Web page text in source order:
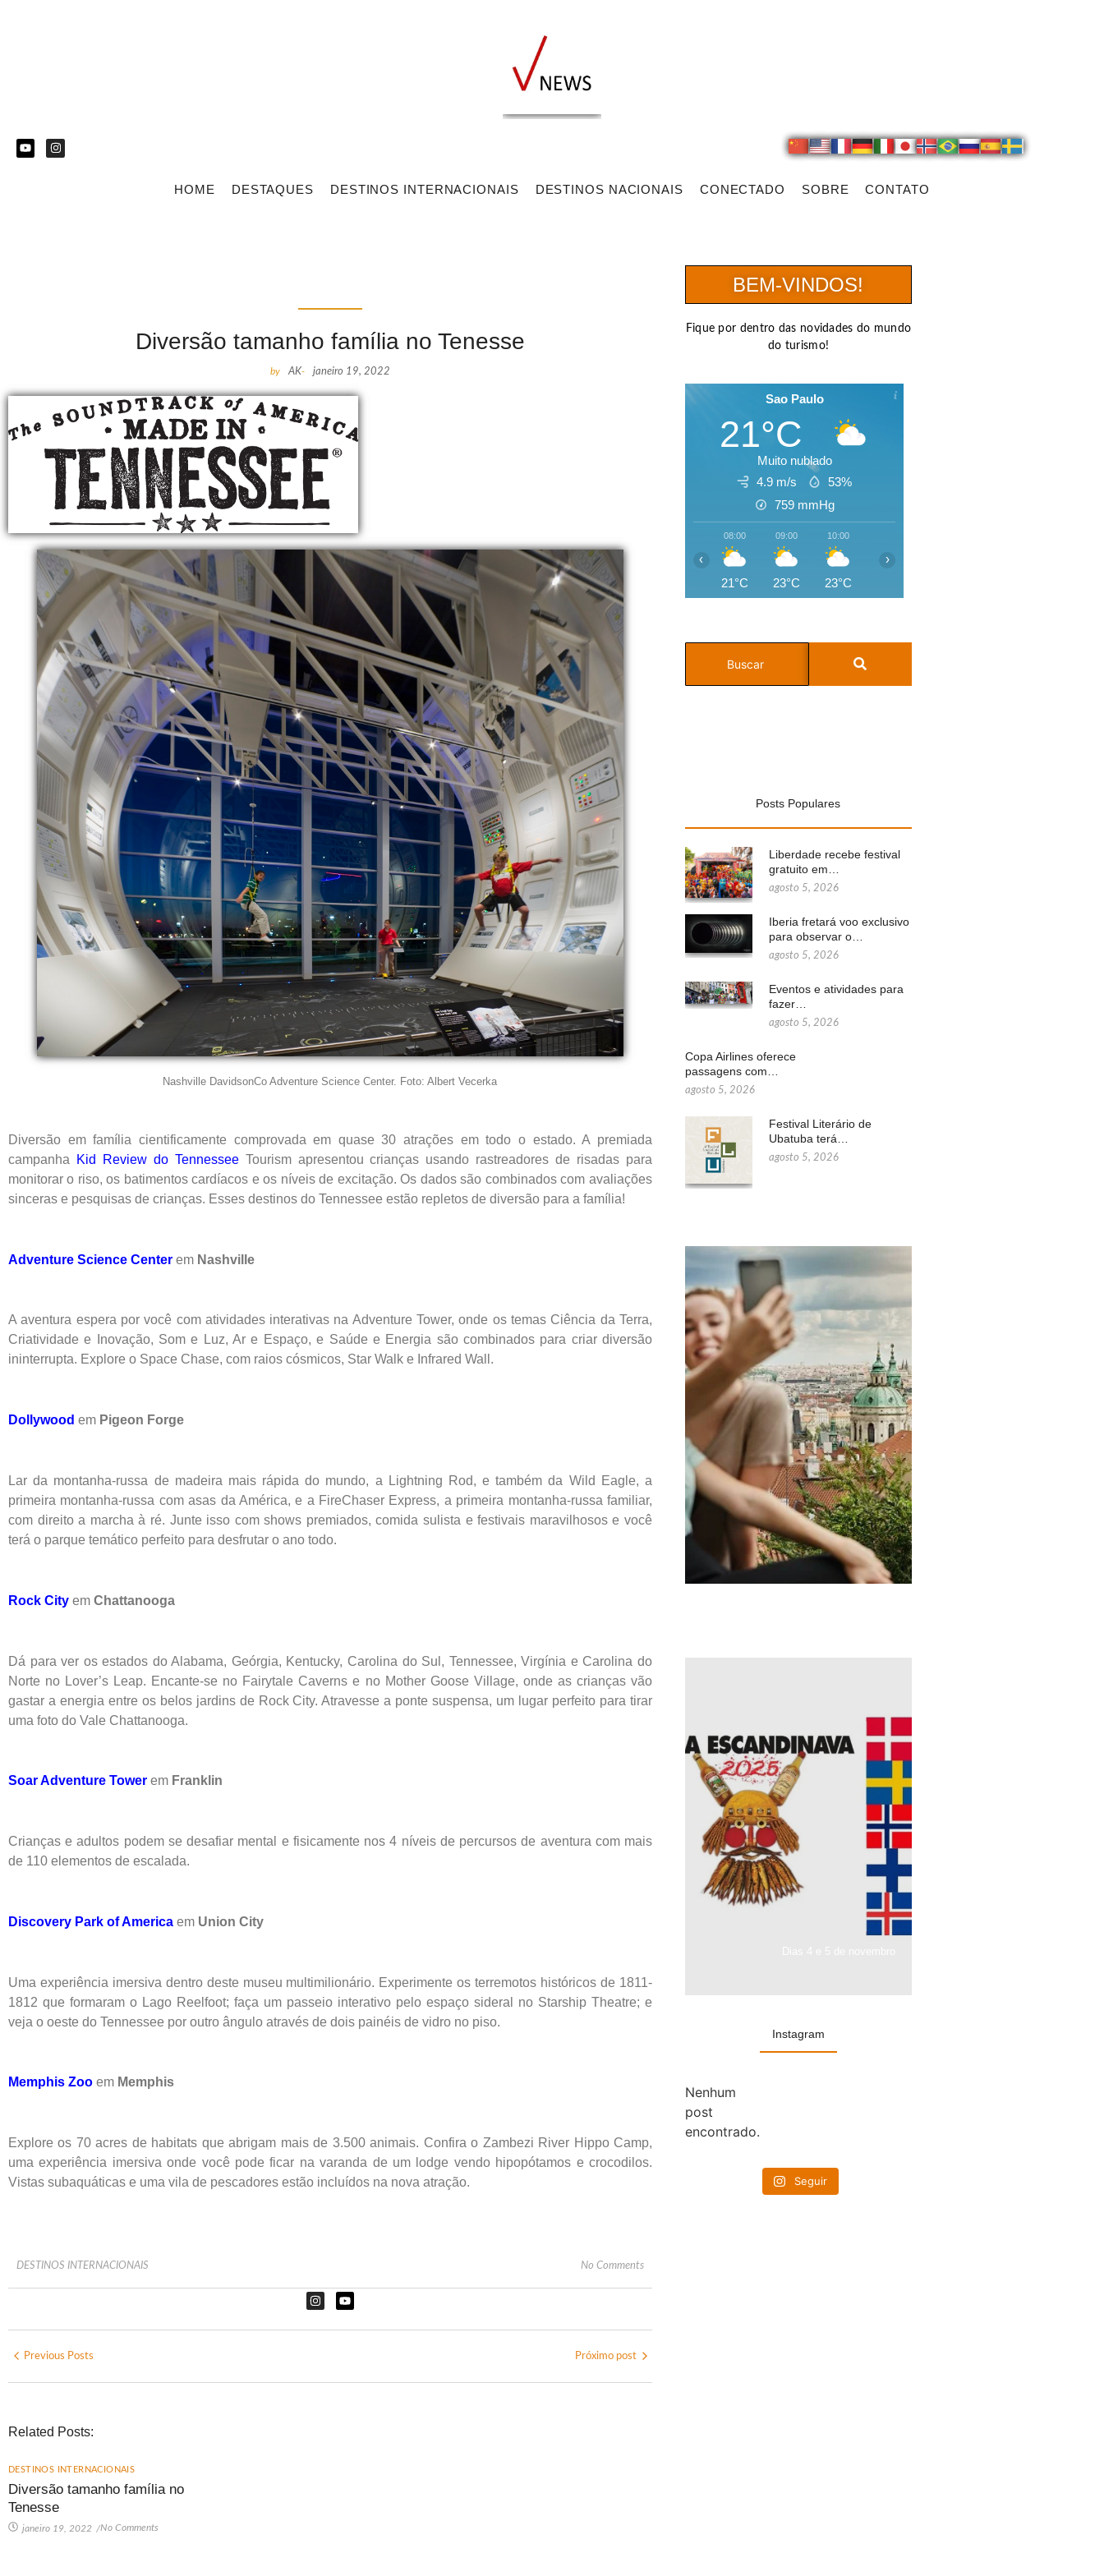
HOME DESTAQUES DESTINOS INTERNACIONAIS DESTINOS NACIONAIS CONECTADO SOBRE CONTATO
Diversão tamanho família no Tenesse
by AK- janeiro 19, 2022
Nashville DavidsonCo Adventure Science Center. Foto: Albert Vecerka
Diversão em família cientificamente comprovada em quase 30 atrações em todo o estado. A premiada
campanha
Kid Review do TennesseeTourism apresentou crianças usando rastreadores de risadas para
monitorar o riso, os batimentos cardíacos e os níveis de excitação. Os dados são combinados com avaliações
sinceras e pesquisas de crianças. Esses destinos do Tennessee estão repletos de diversão para a família!
Adventure Science Center em Nashville
A aventura espera por você com atividades interativas na Adventure Tower, onde os temas Ciência da Terra,
Criatividade e Inovação, Som e Luz, Ar e Espaço, e Saúde e Energia são combinados para criar diversão
ininterrupta. Explore o Space Chase, com raios cósmicos, Star Walk e Infrared Wall.
Dollywood em Pigeon Forge
Lar da montanha-russa de madeira mais rápida do mundo, a Lightning Rod, e também da Wild Eagle, a
primeira montanha-russa com asas da América, e a FireChaser Express, a primeira montanha-russa familiar,
com direito a marcha à ré. Junte isso com shows premiados, comida sulista e festivais maravilhosos e você
terá o parque temático perfeito para desfrutar o ano todo.
Rock City em Chattanooga
Dá para ver os estados do Alabama, Geórgia, Kentucky, Carolina do Sul, Tennessee, Virgínia e Carolina do
Norte no Lover’s Leap. Encante-se no Fairytale Caverns e no Mother Goose Village, onde as crianças vão
gastar a energia entre os belos jardins de Rock City. Atravesse a ponte suspensa, um lugar perfeito para tirar
uma foto do Vale Chattanooga.
Soar Adventure Tower em Franklin
Crianças e adultos podem se desafiar mental e fisicamente nos 4 níveis de percursos de aventura com mais
de 110 elementos de escalada.
Discovery Park of America em Union City
Uma experiência imersiva dentro deste museu multimilionário. Experimente os terremotos históricos de 1811-
1812 que formaram o Lago Reelfoot; faça um passeio interativo pelo espaço sideral no Starship Theatre; e
veja o oeste do Tennessee por outro ângulo através de dois painéis de vidro no piso.
Memphis Zoo em Memphis
Explore os 70 acres de habitats que abrigam mais de 3.500 animais. Confira o Zambezi River Hippo Camp,
uma experiência imersiva onde você pode ficar na varanda de um lodge vendo hipopótamos e crocodilos.
Vistas subaquáticas e uma vila de pescadores estão incluídos na nova atração.
DESTINOS INTERNACIONAIS No Comments
Previous Posts Próximo post
Related Posts:
DESTINOS INTERNACIONAIS
Diversão tamanho família no
Tenesse
janeiro 19, 2022 /No Comments
BEM-VINDOS!
Fique por dentro das novidades do mundo
do turismo!
Sao Paulo
21°C
Muito nublado
4.9 m/s
53%
759 mmHg
08:00
21°C
09:00
23°C
10:00
23°C
‹ ›
Posts Populares
Liberdade recebe festival
gratuito em…
agosto 5, 2026
Iberia fretará voo exclusivo
para observar o…
agosto 5, 2026
Eventos e atividades para
fazer…
agosto 5, 2026
Copa Airlines oferece
passagens com…
agosto 5, 2026
Festival Literário de
Ubatuba terá…
agosto 5, 2026
Instagram
Nenhum
post
encontrado.
Seguir